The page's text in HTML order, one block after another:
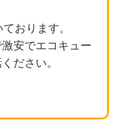
おります。
安でエコキュー
ださい。